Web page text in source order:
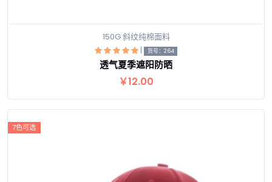
查看详情
150G 斜纹纯棉面料
| 货号：264
透气夏季遮阳防晒
￥12.00
7色可选